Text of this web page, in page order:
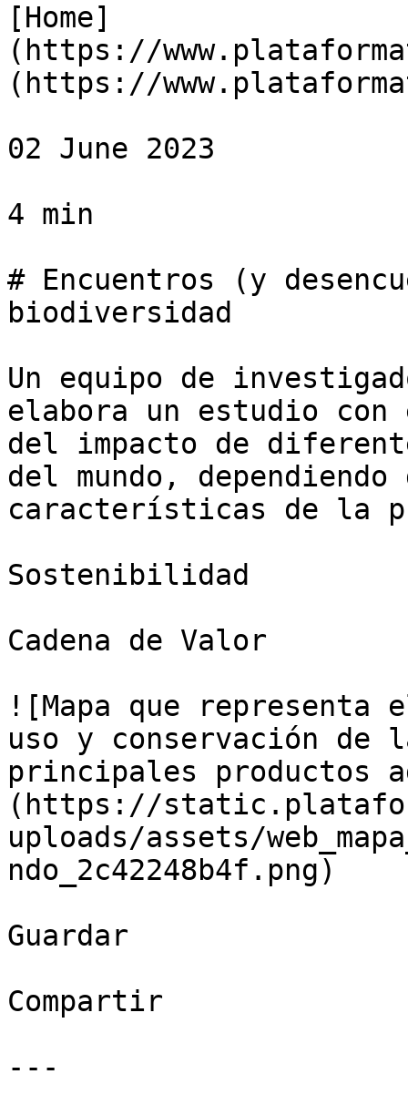
[Home]
(https://
(https://
02 June 2023
4 min
# Encuentros (y
biodiversidad
Un equipo de
elabora un estudio
del impacto de
del mundo,
características de la
Sostenibilidad
Cadena de Valor
![Mapa que
uso y conservación
principales productos
(https://
uploads/assets/
ndo_2c42248b4f.png)
Guardar
Compartir
---